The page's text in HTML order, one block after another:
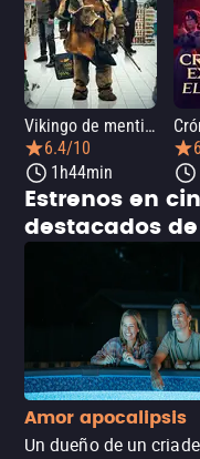
Vikingo de mentira
6.4/10
1h44min
Estrenos en
destacados
Amor apocalipsis
Un dueño de un